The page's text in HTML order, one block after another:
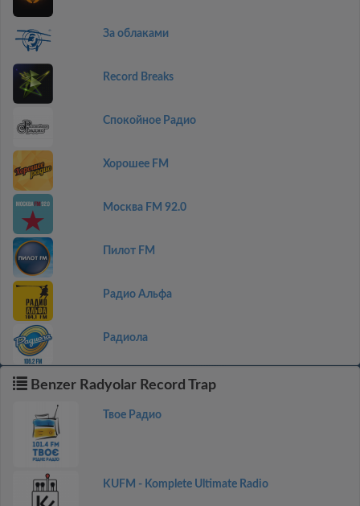
За облаками
Record Breaks
Спокойное Радио
Хорошее FM
Москва FM 92.0
Пилот FM
Радио Альфа
Радиола
Benzer Radyolar Record Trap
Твое Радио
KUFM - Komplete Ultimate Radio